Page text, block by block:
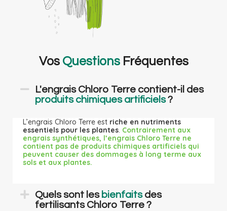
Vos QuestionsFréquentes
L'engrais Chloro Terre contient-il des
produits chimiques artificiels?
L’engrais Chloro Terre est riche en nutriments
essentiels pour les plantes. Contrairement aux
engrais synthétiques, l’engrais Chloro Terre ne
contient pas de produits chimiques artificiels qui
peuvent causer des dommages à long terme aux
sols et aux plantes.
Quels sont les bienfaitsdes
fertilisants Chloro Terre ?